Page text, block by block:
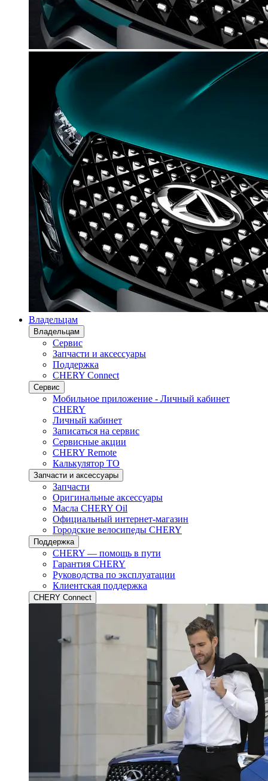
Владельцам
Владельцам
Сервис
Запчасти и аксессуары
Поддержка
CHERY Connect
Сервис
Мобильное приложение - Личный кабинет
CHERY
Личный кабинет
Записаться на сервис
Сервисные акции
CHERY Remote
Калькулятор ТО
Запчасти и аксессуары
Запчасти
Оригинальные аксессуары
Масла CHERY Oil
Официальный интернет-магазин
Городские велосипеды CHERY
Поддержка
CHERY — помощь в пути
Гарантия CHERY
Руководства по эксплуатации
Клиентская поддержка
CHERY Connect